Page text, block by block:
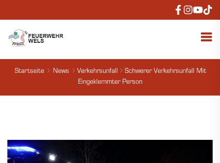
Startseite News Verkehrsunfall
Schwerer Verkehrsunfall Mit
Eingeklemmter Person